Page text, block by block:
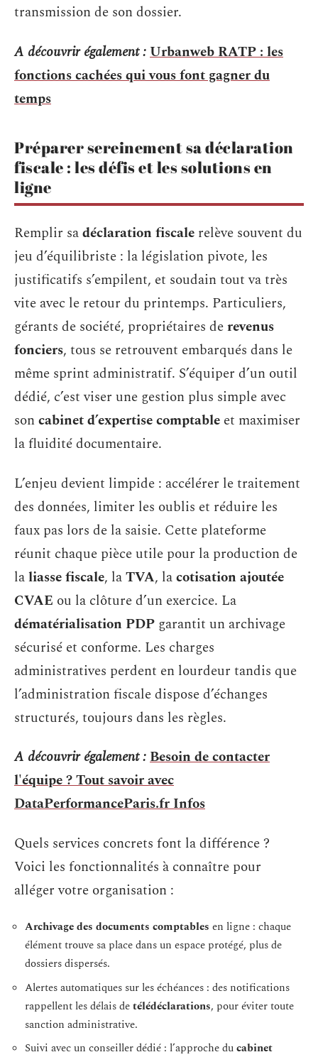
transmission de son dossier.
A découvrir également :Urbanweb RATP : les
fonctions cachées qui vous font gagner du
temps
Préparer sereinement sa déclaration
fiscale : les défis et les solutions en
ligne
Remplir sadéclaration fiscale relève souvent du
jeu d’équilibriste : la législation pivote, les
justificatifs s’empilent, et soudain tout va très
vite avec le retour du printemps. Particuliers,
gérants de société, propriétaires derevenus
fonciers, tous se retrouvent embarqués dans le
même sprint administratif. S’équiper d’un outil
dédié, c’est viser une gestion plus simple avec
soncabinet d’expertise comptable et maximiser
la fluidité documentaire.
L’enjeu devient limpide : accélérer le traitement
des données, limiter les oublis et réduire les
faux pas lors de la saisie. Cette plateforme
réunit chaque pièce utile pour la production de
laliasse fiscale, laTVA, lacotisation ajoutée
CVAE ou la clôture d’un exercice. La
dématérialisation PDP garantit un archivage
sécurisé et conforme. Les charges
administratives perdent en lourdeur tandis que
l’administration fiscale dispose d’échanges
structurés, toujours dans les règles.
A découvrir également :Besoin de contacter
l'équipe ? Tout savoir avec
DataPerformanceParis.fr Infos
Quels services concrets font la différence ?
Voici les fonctionnalités à connaître pour
alléger votre organisation :
Archivage des documents comptables en ligne : chaque
élément trouve sa place dans un espace protégé, plus de
dossiers dispersés.
Alertes automatiques sur les échéances : des notifications
rappellent les délais detélédéclarations, pour éviter toute
sanction administrative.
Suivi avec un conseiller dédié : l’approche ducabinet